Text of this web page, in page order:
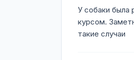
У собаки была
курсом.
такие случаи